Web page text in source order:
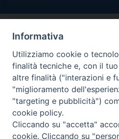
Arcidiocesi
Curia
Via dell'Arcivescovado
Centralino tel.
Copyright 2000-2026 -
Informativa
Utilizziamo cookie o
finalità tecniche e, con il
altre finalità ("interazioni e
"miglioramento
"targeting e pubblicità")
cookie policy.
Cliccando su "accetta"
cookie. Cliccando su